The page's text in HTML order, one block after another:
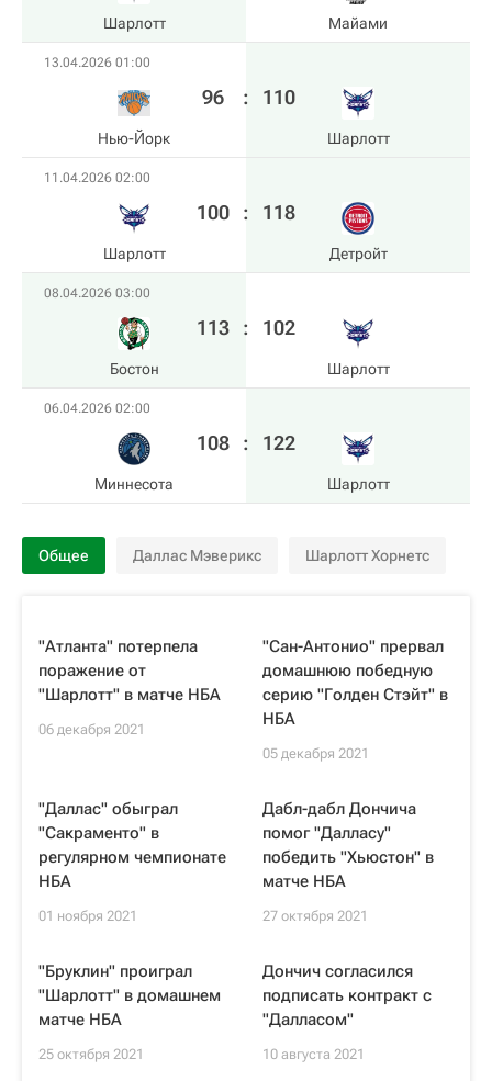
Шарлотт Майами
13.04.2026 01:00
Нью-Йорк
96 : 110
Шарлотт
11.04.2026 02:00
Шарлотт
100 : 118
Детройт
08.04.2026 03:00
Бостон
113 : 102
Шарлотт
06.04.2026 02:00
Миннесота
108 : 122
Шарлотт
Общее Даллас Мэверикс Шарлотт Хорнетс
"Атланта" потерпела
поражение от
"Шарлотт" в матче НБА
06 декабря 2021
"Сан-Антонио" прервал
домашнюю победную
серию "Голден Стэйт" в
НБА
05 декабря 2021
"Даллас" обыграл
"Сакраменто" в
регулярном чемпионате
НБА
01 ноября 2021
Дабл-дабл Дончича
помог "Далласу"
победить "Хьюстон" в
матче НБА
27 октября 2021
"Бруклин" проиграл
"Шарлотт" в домашнем
матче НБА
25 октября 2021
Дончич согласился
подписать контракт с
"Далласом"
10 августа 2021